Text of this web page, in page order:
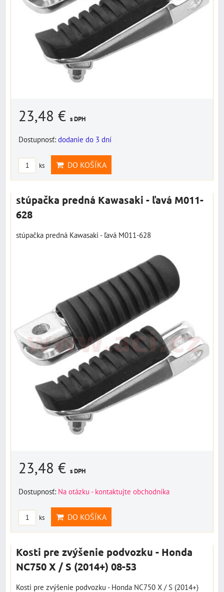
23,48 € s DPH
Dostupnosť: dodanie do 3 dní
ks DO KOŠÍKA
stúpačka predná Kawasaki - ľavá M011-
628
stúpačka predná Kawasaki - ľavá M011-628
23,48 € s DPH
Dostupnosť: Na otázku - kontaktujte obchodníka
ks DO KOŠÍKA
Kosti pre zvýšenie podvozku - Honda
NC750 X / S (2014+) 08-53
Kosti pre zvýšenie podvozku - Honda NC750 X / S (2014+)